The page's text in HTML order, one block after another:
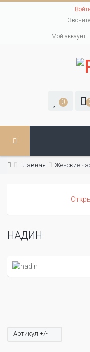
Войти
Мой аккаунт
0
Главная Женские
НАДИН
Артикул +/-